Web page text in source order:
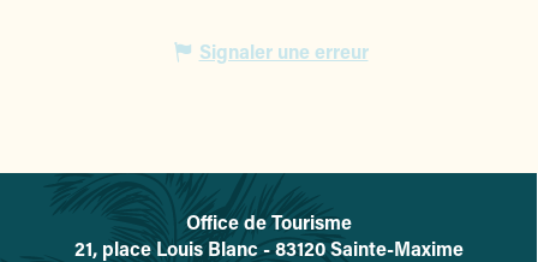
Signaler une erreur
L'office de tourisme de Sainte-
Office de Tourisme
21, place Louis Blanc - 83120 Sainte-Maxime